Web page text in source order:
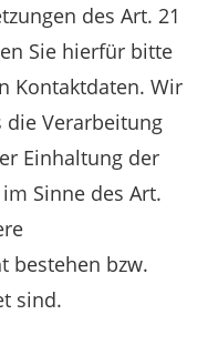
des Art. 21
Sie hierfür bitte
Kontaktdaten. Wir
die Verarbeitung
Einhaltung der
Sinne des Art.
bestehen bzw.
sind.